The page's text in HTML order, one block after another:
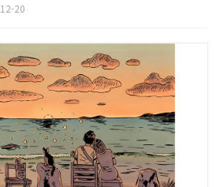
다. 그렇기 때문에 12월은 매서운 추위에도 이
20